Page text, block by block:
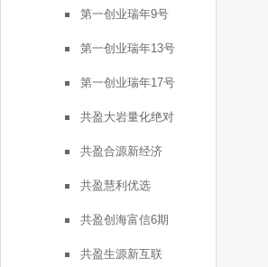
第一创业瑞年9号
第一创业瑞年13号
第一创业瑞年17号
共盈大岩量化绝对
共盈合源新经济
共盈慧利优选
共盈创海富信6期
共盈生源新互联